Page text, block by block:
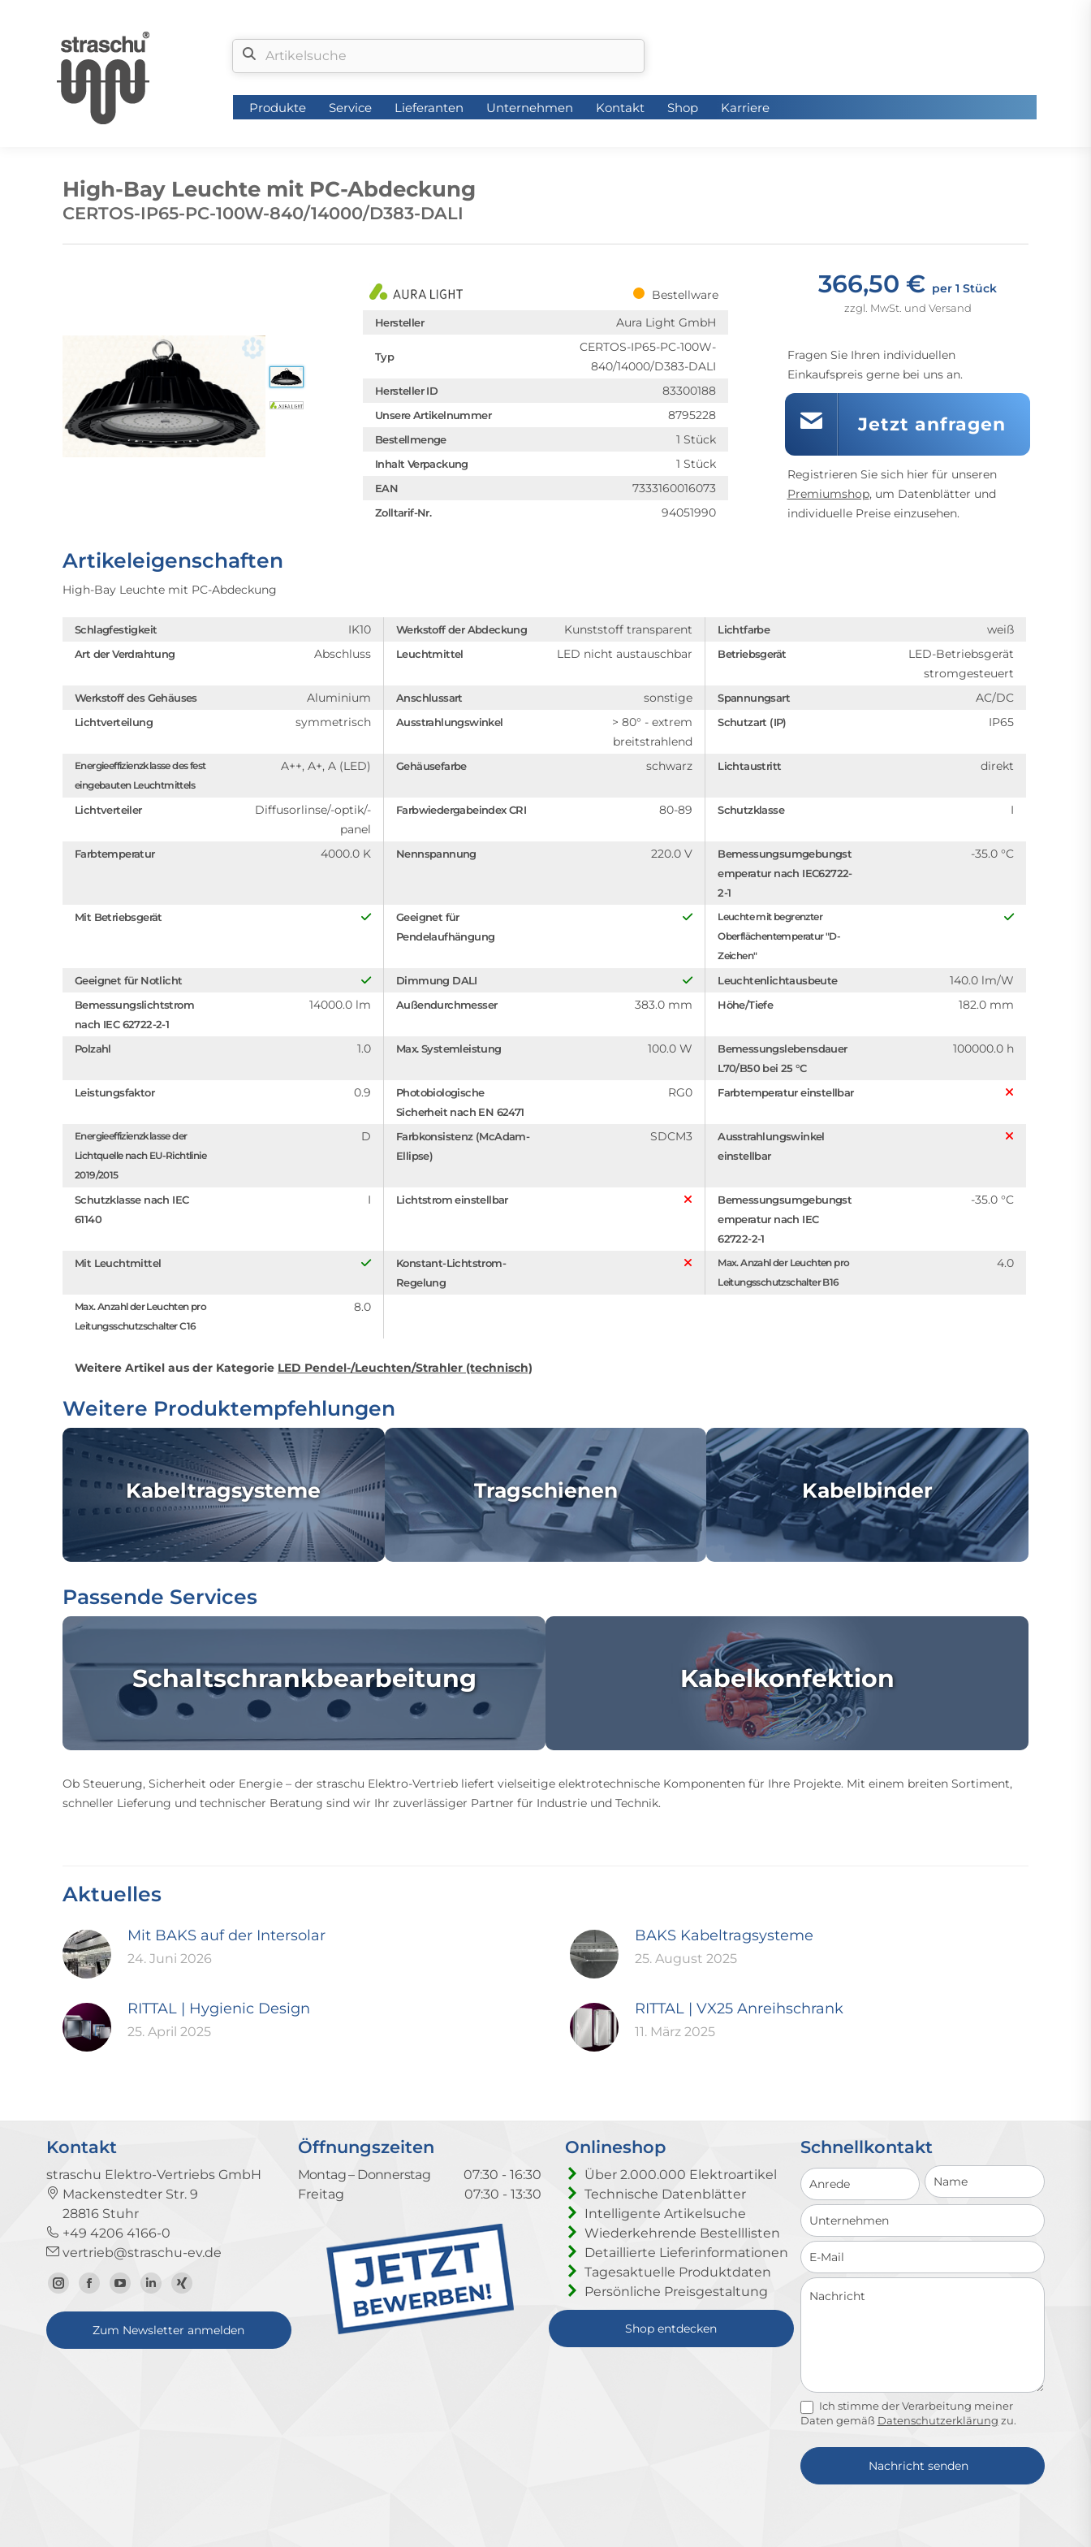
Produkte Service Lieferanten Unternehmen Kontakt Shop Karriere
High-Bay Leuchte mit PC-Abdeckung
CERTOS-IP65-PC-100W-840/14000/D383-DALI
Bestellware
Hersteller Aura Light GmbH
Typ
CERTOS-IP65-PC-100W-
840/14000/D383-DALI
Hersteller ID 83300188
Unsere Artikelnummer 8795228
Bestellmenge 1 Stück
Inhalt Verpackung 1 Stück
EAN 7333160016073
Zolltarif-Nr. 94051990
366,50 € per 1 Stück
zzgl. MwSt. und Versand
Fragen Sie Ihren individuellen
Einkaufspreis gerne bei uns an.
Jetzt anfragen
Registrieren Sie sich hier für unseren
Premiumshop, um Datenblätter und
individuelle Preise einzusehen.
Artikeleigenschaften
High-Bay Leuchte mit PC-Abdeckung
Schlagfestigkeit IK10 Werkstoff der Abdeckung Kunststoff transparent Lichtfarbe weiß
Art der Verdrahtung Abschluss Leuchtmittel LED nicht austauschbar Betriebsgerät
LED-Betriebsgerät
stromgesteuert
Werkstoff des Gehäuses Aluminium Anschlussart sonstige Spannungsart AC/DC
Lichtverteilung symmetrisch Ausstrahlungswinkel
> 80° - extrem
breitstrahlend
Schutzart (IP) IP65
Energieeffizienzklasse des fest
eingebauten Leuchtmittels
A++, A+, A (LED) Gehäusefarbe schwarz Lichtaustritt direkt
Lichtverteiler
Diffusorlinse/-optik/-
panel
Farbwiedergabeindex CRI 80-89 Schutzklasse I
Farbtemperatur 4000.0 K Nennspannung 220.0 V
Bemessungsumgebungst
emperatur nach IEC62722-
2-1
-35.0 °C
Mit Betriebsgerät
Geeignet für
Pendelaufhängung
Leuchte mit begrenzter
Oberflächentemperatur "D-
Zeichen"
Geeignet für Notlicht Dimmung DALI Leuchtenlichtausbeute 140.0 lm/W
Bemessungslichtstrom
nach IEC 62722-2-1
14000.0 lm Außendurchmesser 383.0 mm Höhe/Tiefe 182.0 mm
Polzahl 1.0 Max. Systemleistung 100.0 W
Bemessungslebensdauer
L70/B50 bei 25 °C
100000.0 h
Leistungsfaktor 0.9
Photobiologische
Sicherheit nach EN 62471
RG0 Farbtemperatur einstellbar
Energieeffizienzklasse der
Lichtquelle nach EU-Richtlinie
2019/2015
D
Farbkonsistenz (McAdam-
Ellipse)
SDCM3
Ausstrahlungswinkel
einstellbar
Schutzklasse nach IEC
61140
I Lichtstrom einstellbar
Bemessungsumgebungst
emperatur nach IEC
62722-2-1
-35.0 °C
Mit Leuchtmittel
Konstant-Lichtstrom-
Regelung
Max. Anzahl der Leuchten pro
Leitungsschutzschalter B16
4.0
Max. Anzahl der Leuchten pro
Leitungsschutzschalter C16
8.0
Weitere Artikel aus der Kategorie LED Pendel-/Leuchten/Strahler (technisch)
Weitere Produktempfehlungen
Kabeltragsysteme Tragschienen Kabelbinder
Passende Services
Schaltschrankbearbeitung Kabelkonfektion
Ob Steuerung, Sicherheit oder Energie – der straschu Elektro-Vertrieb liefert vielseitige elektrotechnische Komponenten für Ihre Projekte. Mit einem breiten Sortiment,
schneller Lieferung und technischer Beratung sind wir Ihr zuverlässiger Partner für Industrie und Technik.
Aktuelles
Mit BAKS auf der Intersolar
24. Juni 2026
BAKS Kabeltragsysteme
25. August 2025
RITTAL | Hygienic Design
25. April 2025
RITTAL | VX25 Anreihschrank
11. März 2025
Kontakt
straschu Elektro-Vertriebs GmbH
Mackenstedter Str. 9
28816 Stuhr
+49 4206 4166-0
vertrieb@straschu-ev.de
Zum
Instagram-
Zur
Facebook-
Seite
Zum
YouTube-
Kanal
Zum
LinkedIn-
Profil
Zum
Xing-
Profil
Zum Newsletter anmelden
Öffnungszeiten
Montag – Donnerstag
07:30 - 16:30
Freitag
07:30 - 13:30
Onlineshop
Über 2.000.000 Elektroartikel
Technische Datenblätter
Intelligente Artikelsuche
Wiederkehrende Bestelllisten
Detaillierte Lieferinformationen
Tagesaktuelle Produktdaten
Persönliche Preisgestaltung
Shop entdecken
Schnellkontakt
Schnellkontakt
Ich stimme der Verarbeitung meiner
Daten gemäß Datenschutzerklärung zu.
Nachricht senden
Produkte Service Lieferanten Unternehmen Kontakt